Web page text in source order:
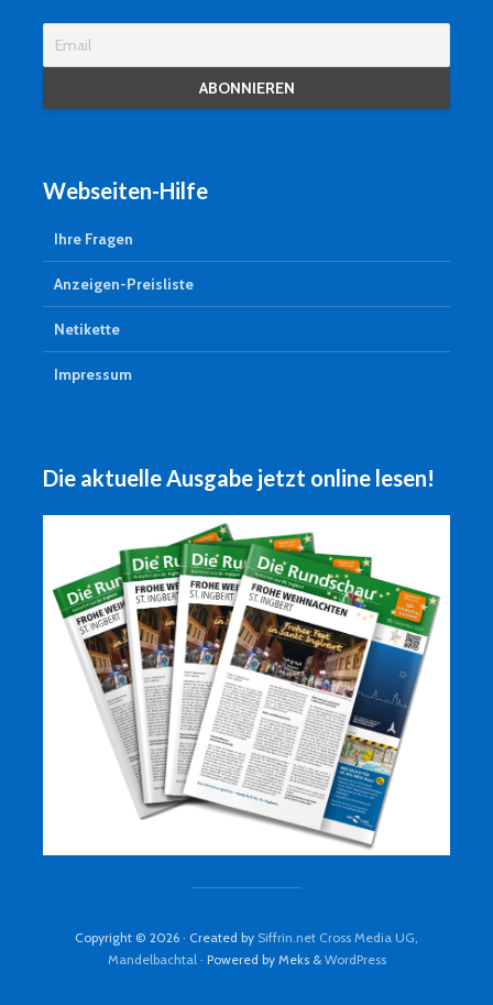
Webseiten-Hilfe
Ihre Fragen
Anzeigen-Preisliste
Netikette
Impressum
Die aktuelle Ausgabe jetzt online lesen!
Copyright © 2026 · Created by Siffrin.net Cross Media UG,
Mandelbachtal· Powered by Meks & WordPress